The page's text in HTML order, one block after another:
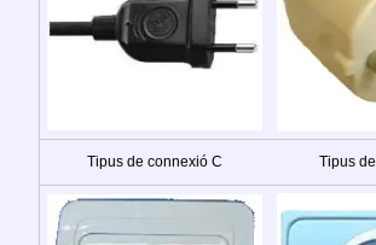
Tipus de connexió C Tipus